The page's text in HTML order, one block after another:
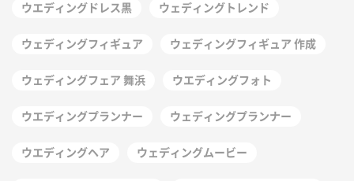
ウエディングドレス黒 ウェディングトレンド
ウェディングフィギュア ウェディングフィギュア 作成
ウェディングフェア 舞浜 ウエディングフォト
ウエディングプランナー ウェディングプランナー
ウエディングヘア ウェディングムービー